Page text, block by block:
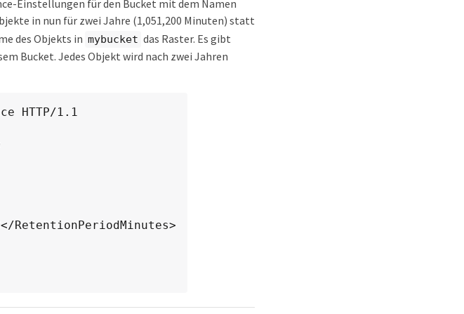
Einstellungen für den Bucket mit dem Namen
in nun für zwei Jahre (1,051,200 Minuten) statt
des Objekts in mybucket das Raster. Es gibt
Bucket. Jedes Objekt wird nach zwei Jahren
HTTP/1.1